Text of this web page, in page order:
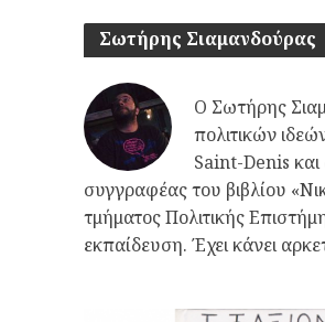
Σωτήρης Σιαμανδούρας
Ο Σωτήρης
πολιτικών
Saint-Denis και
συγγραφέας του βιβλίου
τμήματος Πολιτικής
εκπαίδευση. Έχει κάνει